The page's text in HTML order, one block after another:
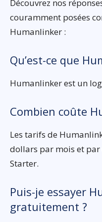
Découvrez nos
couramment posées
Humanlinker :
Qu’est-ce que
Humanlinker est un
Combien coûte
Les tarifs de
dollars par mois et
Starter.
Puis-je essayer
gratuitement ?